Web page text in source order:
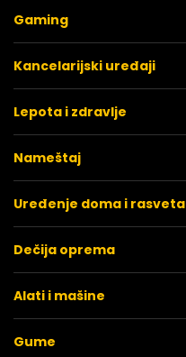
Gaming
Kancelarijski uređaji
Lepota i zdravlje
Nameštaj
Uređenje doma i rasveta
Dečija oprema
Alati i mašine
Gume